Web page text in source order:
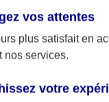
vos attentes
plus satisfait en
nos services.
votre